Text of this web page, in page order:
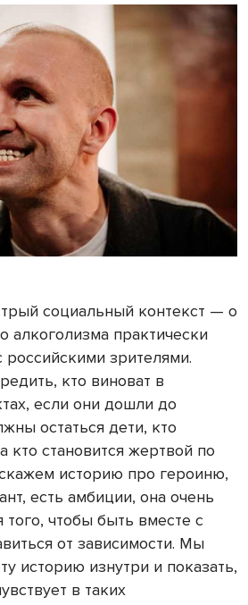
социальный контекст — о
алкоголизма практически
российскими зрителями.
кто виноват в
если они дошли до
остаться дети, кто
кто становится жертвой по
историю про героиню,
есть амбиции, она очень
чтобы быть вместе с
от зависимости. Мы
историю изнутри и показать,
в таких